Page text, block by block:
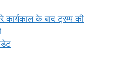
कार्यकाल के बाद ट्रम्प की